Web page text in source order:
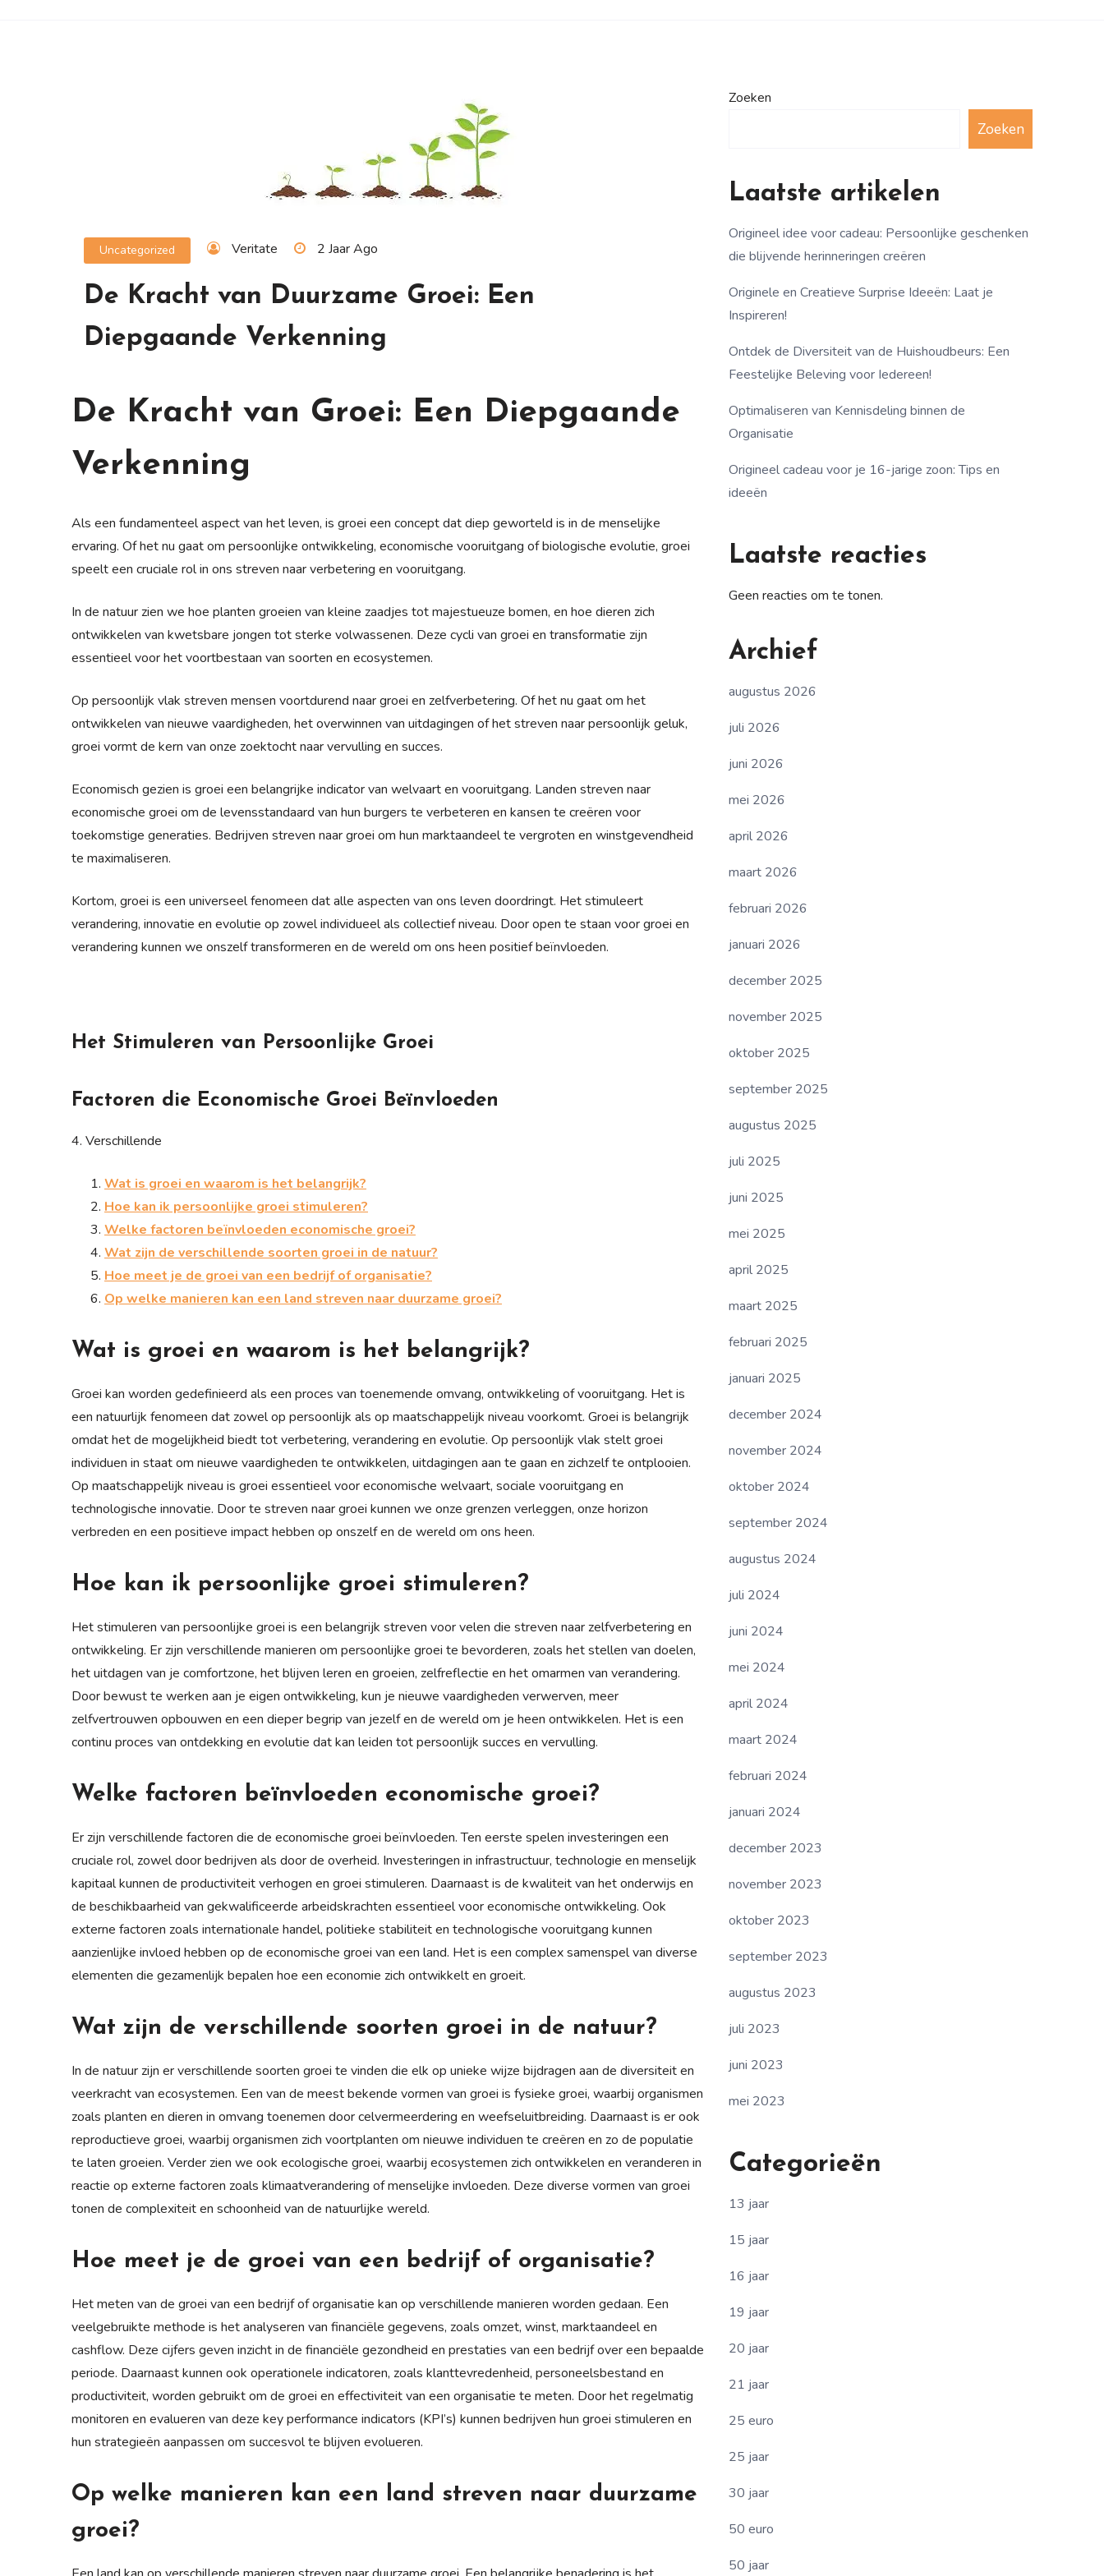
Uncategorized Veritate 2 Jaar Ago
De Kracht van Duurzame Groei: Een
Diepgaande Verkenning
De Kracht van Groei: Een Diepgaande
Verkenning
Als een fundamenteel aspect van het leven, is groei een concept dat diep geworteld is in de menselijke
ervaring. Of het nu gaat om persoonlijke ontwikkeling, economische vooruitgang of biologische evolutie, groei
speelt een cruciale rol in ons streven naar verbetering en vooruitgang.
In de natuur zien we hoe planten groeien van kleine zaadjes tot majestueuze bomen, en hoe dieren zich
ontwikkelen van kwetsbare jongen tot sterke volwassenen. Deze cycli van groei en transformatie zijn
essentieel voor het voortbestaan van soorten en ecosystemen.
Op persoonlijk vlak streven mensen voortdurend naar groei en zelfverbetering. Of het nu gaat om het
ontwikkelen van nieuwe vaardigheden, het overwinnen van uitdagingen of het streven naar persoonlijk geluk,
groei vormt de kern van onze zoektocht naar vervulling en succes.
Economisch gezien is groei een belangrijke indicator van welvaart en vooruitgang. Landen streven naar
economische groei om de levensstandaard van hun burgers te verbeteren en kansen te creëren voor
toekomstige generaties. Bedrijven streven naar groei om hun marktaandeel te vergroten en winstgevendheid
te maximaliseren.
Kortom, groei is een universeel fenomeen dat alle aspecten van ons leven doordringt. Het stimuleert
verandering, innovatie en evolutie op zowel individueel als collectief niveau. Door open te staan voor groei en
verandering kunnen we onszelf transformeren en de wereld om ons heen positief beïnvloeden.
Het Stimuleren van Persoonlijke Groei
Factoren die Economische Groei Beïnvloeden
4. Verschillende
Wat is groei en waarom is het belangrijk?
Hoe kan ik persoonlijke groei stimuleren?
Welke factoren beïnvloeden economische groei?
Wat zijn de verschillende soorten groei in de natuur?
Hoe meet je de groei van een bedrijf of organisatie?
Op welke manieren kan een land streven naar duurzame groei?
Wat is groei en waarom is het belangrijk?
Groei kan worden gedefinieerd als een proces van toenemende omvang, ontwikkeling of vooruitgang. Het is
een natuurlijk fenomeen dat zowel op persoonlijk als op maatschappelijk niveau voorkomt. Groei is belangrijk
omdat het de mogelijkheid biedt tot verbetering, verandering en evolutie. Op persoonlijk vlak stelt groei
individuen in staat om nieuwe vaardigheden te ontwikkelen, uitdagingen aan te gaan en zichzelf te ontplooien.
Op maatschappelijk niveau is groei essentieel voor economische welvaart, sociale vooruitgang en
technologische innovatie. Door te streven naar groei kunnen we onze grenzen verleggen, onze horizon
verbreden en een positieve impact hebben op onszelf en de wereld om ons heen.
Hoe kan ik persoonlijke groei stimuleren?
Het stimuleren van persoonlijke groei is een belangrijk streven voor velen die streven naar zelfverbetering en
ontwikkeling. Er zijn verschillende manieren om persoonlijke groei te bevorderen, zoals het stellen van doelen,
het uitdagen van je comfortzone, het blijven leren en groeien, zelfreflectie en het omarmen van verandering.
Door bewust te werken aan je eigen ontwikkeling, kun je nieuwe vaardigheden verwerven, meer
zelfvertrouwen opbouwen en een dieper begrip van jezelf en de wereld om je heen ontwikkelen. Het is een
continu proces van ontdekking en evolutie dat kan leiden tot persoonlijk succes en vervulling.
Welke factoren beïnvloeden economische groei?
Er zijn verschillende factoren die de economische groei beïnvloeden. Ten eerste spelen investeringen een
cruciale rol, zowel door bedrijven als door de overheid. Investeringen in infrastructuur, technologie en menselijk
kapitaal kunnen de productiviteit verhogen en groei stimuleren. Daarnaast is de kwaliteit van het onderwijs en
de beschikbaarheid van gekwalificeerde arbeidskrachten essentieel voor economische ontwikkeling. Ook
externe factoren zoals internationale handel, politieke stabiliteit en technologische vooruitgang kunnen
aanzienlijke invloed hebben op de economische groei van een land. Het is een complex samenspel van diverse
elementen die gezamenlijk bepalen hoe een economie zich ontwikkelt en groeit.
Wat zijn de verschillende soorten groei in de natuur?
In de natuur zijn er verschillende soorten groei te vinden die elk op unieke wijze bijdragen aan de diversiteit en
veerkracht van ecosystemen. Een van de meest bekende vormen van groei is fysieke groei, waarbij organismen
zoals planten en dieren in omvang toenemen door celvermeerdering en weefseluitbreiding. Daarnaast is er ook
reproductieve groei, waarbij organismen zich voortplanten om nieuwe individuen te creëren en zo de populatie
te laten groeien. Verder zien we ook ecologische groei, waarbij ecosystemen zich ontwikkelen en veranderen in
reactie op externe factoren zoals klimaatverandering of menselijke invloeden. Deze diverse vormen van groei
tonen de complexiteit en schoonheid van de natuurlijke wereld.
Hoe meet je de groei van een bedrijf of organisatie?
Het meten van de groei van een bedrijf of organisatie kan op verschillende manieren worden gedaan. Een
veelgebruikte methode is het analyseren van financiële gegevens, zoals omzet, winst, marktaandeel en
cashflow. Deze cijfers geven inzicht in de financiële gezondheid en prestaties van een bedrijf over een bepaalde
periode. Daarnaast kunnen ook operationele indicatoren, zoals klanttevredenheid, personeelsbestand en
productiviteit, worden gebruikt om de groei en effectiviteit van een organisatie te meten. Door het regelmatig
monitoren en evalueren van deze key performance indicators (KPI’s) kunnen bedrijven hun groei stimuleren en
hun strategieën aanpassen om succesvol te blijven evolueren.
Op welke manieren kan een land streven naar duurzame
groei?
Zoeken
Zoeken
Laatste artikelen
Origineel idee voor cadeau: Persoonlijke geschenken
die blijvende herinneringen creëren
Originele en Creatieve Surprise Ideeën: Laat je
Inspireren!
Ontdek de Diversiteit van de Huishoudbeurs: Een
Feestelijke Beleving voor Iedereen!
Optimaliseren van Kennisdeling binnen de
Organisatie
Origineel cadeau voor je 16-jarige zoon: Tips en
ideeën
Laatste reacties
Geen reacties om te tonen.
Archief
augustus 2026
juli 2026
juni 2026
mei 2026
april 2026
maart 2026
februari 2026
januari 2026
december 2025
november 2025
oktober 2025
september 2025
augustus 2025
juli 2025
juni 2025
mei 2025
april 2025
maart 2025
februari 2025
januari 2025
december 2024
november 2024
oktober 2024
september 2024
augustus 2024
juli 2024
juni 2024
mei 2024
april 2024
maart 2024
februari 2024
januari 2024
december 2023
november 2023
oktober 2023
september 2023
augustus 2023
juli 2023
juni 2023
mei 2023
Categorieën
13 jaar
15 jaar
16 jaar
19 jaar
20 jaar
21 jaar
25 euro
25 jaar
30 jaar
50 euro
50 jaar